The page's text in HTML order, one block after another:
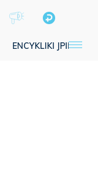
ENCYKLIKI JPII